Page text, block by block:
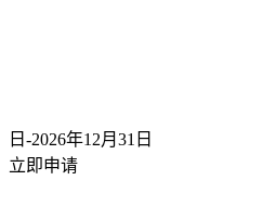
日-2026年12月31 日
立即申请